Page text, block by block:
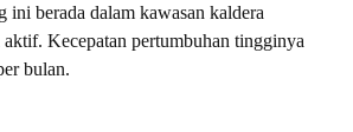
ini berada dalam kawasan kaldera
Kecepatan pertumbuhan tingginya
bulan.